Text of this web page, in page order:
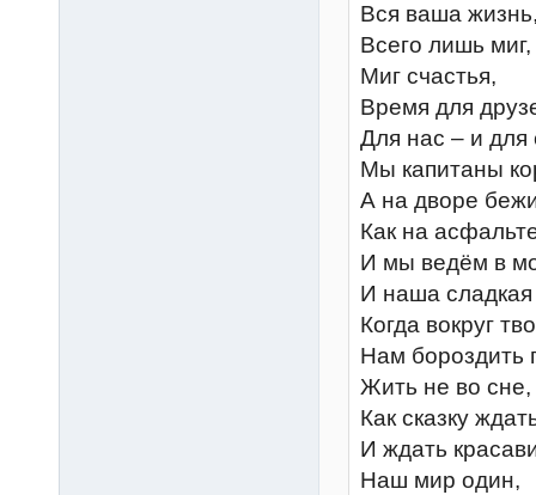
Вся ваша
Всего лишь миг,
Миг счастья,
Время для
Для нас – и для
Мы капитаны
А на дворе
Как на
И мы ведём в
И наша сладкая
Когда вокруг
Нам бороздить
Жить не во сне,
Как сказку
И ждать
Наш мир один,